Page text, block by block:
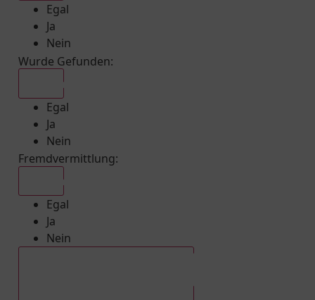
Egal
Ja
Nein
Wurde Gefunden:
Egal
Ja
Nein
Fremdvermittlung:
Egal
Ja
Nein